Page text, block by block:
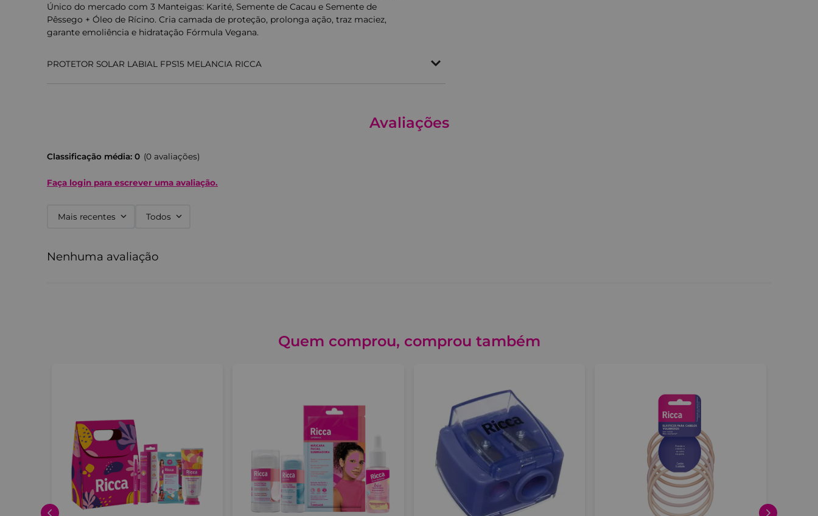
Único do mercado com 3 Manteigas: Karité, Semente de Cacau e Semente de
Pêssego + Óleo de Rícino. Cria camada de proteção, prolonga ação, traz maciez,
garante emoliência e hidratação Fórmula Vegana.
PROTETOR SOLAR LABIAL FPS15 MELANCIA RICCA
você mantém sua boca hidratada, protegida e com aquele toque irresistível de
melancia. Perfeito para o dia a dia, ele descomplica a sua rotina de cuidados enquanto
Por que escolher o Protetor Solar Labial FPS15 Melancia Ricca?
profundamente, evitando o ressecamento e mantendo uma aparência saudável. O
de sair ao sol. Reaplique ao longo do dia para manter a proteção e o cuidado.
Proteção FPS15 contra os raios solares
Hidratação intensa para os lábios
Avaliações
Classificação média: 0 (0 avaliações)
Faça login para escrever uma avaliação.
Mais recentes Todos
Nenhuma avaliação
Quem comprou, comprou também